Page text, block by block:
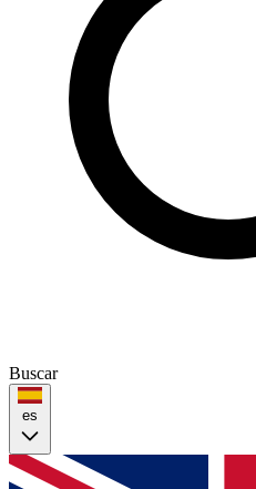
Buscar
es